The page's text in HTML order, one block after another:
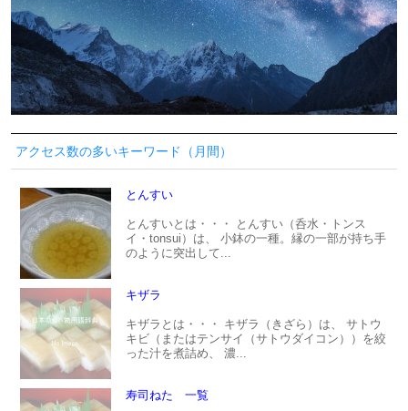
アクセス数の多いキーワード（月間）
とんすい
とんすいとは・・・ とんすい（呑水・トンス
イ・tonsui）は、 小鉢の一種。縁の一部が持ち手
のように突出して...
キザラ
キザラとは・・・ キザラ（きざら）は、 サトウ
キビ（またはテンサイ（サトウダイコン））を絞
った汁を煮詰め、 濃...
寿司ねた 一覧